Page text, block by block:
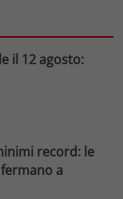
il 12 agosto:
record: le
a